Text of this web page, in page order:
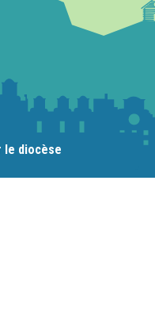
le diocèse